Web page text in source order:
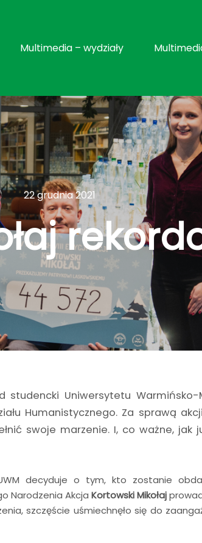
Multimedia – wydziały
22 grudnia 2021
Uniwersytetu Warmińsko-
Humanistycznego. Za sprawą
swoje marzenie. I, co ważne,
decyduje o tym, kto zostanie
Narodzenia AkcjaKortowski Mikołaj
szczęście uśmiechnęło się do